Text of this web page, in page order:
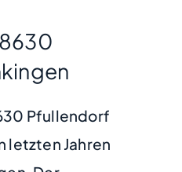
Pfullendorf
letzten Jahren